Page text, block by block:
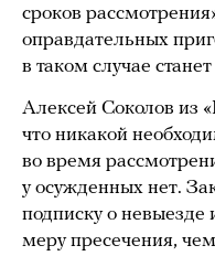
сроков
оправдательных
в таком случае
Алексей Соколов из
что никакой
во время
у осужденных нет.
подписку о
меру пресечения,